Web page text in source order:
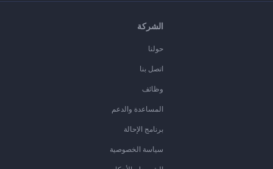
الشركة
حولنا
اتصل بنا
وظائف
المساعدة والدعم
برنامج الإحالة
سياسة الخصوصية